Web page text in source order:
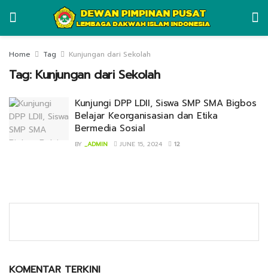
Home Tag Kunjungan dari Sekolah
Tag: Kunjungan dari Sekolah
Kunjungi DPP LDII, Siswa SMP SMA Bigbos
Belajar Keorganisasian dan Etika
Bermedia Sosial
BY _ADMIN JUNE 15, 2024 12
KOMENTAR TERKINI